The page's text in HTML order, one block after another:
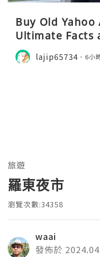
Buy Old Yahoo
Ultimate Facts
lajip65734 6小
旅遊
羅東夜市
瀏覽次數:34358
waai
發佈於